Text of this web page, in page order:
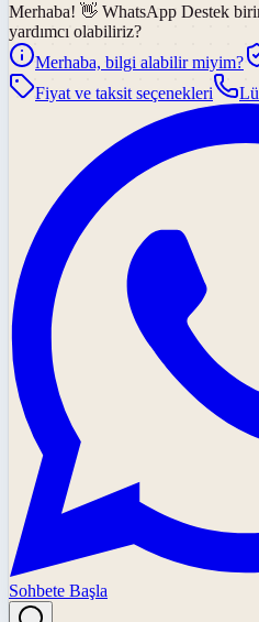
Merhaba! 👋 WhatsApp Destek
yardımcı olabiliriz?
Merhaba, bilgi alabilir miyim?
Fiyat ve taksit seçenekleri
Sohbete Başla